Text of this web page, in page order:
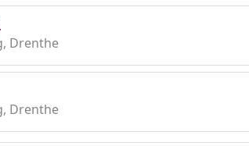
Drenthe
Drenthe